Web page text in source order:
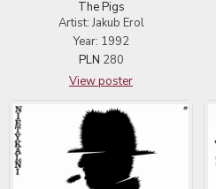
The Pigs
Artist: Jakub Erol
Year: 1992
PLN 280
View poster